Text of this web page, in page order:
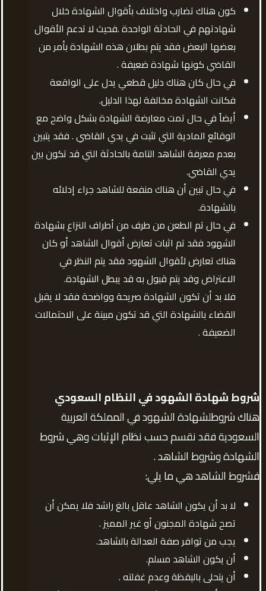
كون هناك تضارب واختلاف بأقوال الشهادة خلال
شهادتهم في الحادثة الواحدة .فحيث لا تدعم الأقوال
بعضها البعض فقد يتم بطلان هذه الشهادة بأمر من
القاضي كونها شهادة ضعيفة .
في حال كان هناك دليل قطعي يدل على الواقعة
فكانت الشهادة مخالفة لهذا الدليل.
أيضاً في حال تمت معارضة الشهادة بشكل واضح مع
الوقائع المادية التي تثبت في يدي القاضي . فقد يتبين
بعدم معرفة الشاهد التامة بالحادثة التي قد تكون بين
يدي القاضي.
في حال تبين أن هناك منفعة للشاهد جراء إدلائه
بالشهادة.
في حال تم الطعن من طرف من أطراف النزاع بشهادة
الشهود فقد تم اثبات تعارض أقوال الشاهد أو كان
هناك تعارض لأقوال الشهود فقد يتم النظر في
الاعتراض وقد يتم قبول به قد يبطل الشهادة.
فلا بد أن تكون الشهادة صريحة وواضحة فقد لا يقبل
القضاء بالشهادة التي قد تكون مبينة على الاحتمالات
الضعيفة .
شروط شهادة الشهود في النظام السعودي
هناك شروطلشهادة الشهود في المملكة العربية
السعودية فقد نقسم حسب نظام الإثبات وهي شروط
الشهادة وشروط الشاهد .
فشروط الشاهد هي ما يلي:
لا بد أن يكون الشاهد عاقل بالغ راشد فلا يمكن أن
تصح شهادة المجنون أو غير المميز .
يجب من توافر صفة العدالة بالشاهد.
أن يكون الشاهد مسلم.
أن يتحلى باليقظة وعدم غفلته .